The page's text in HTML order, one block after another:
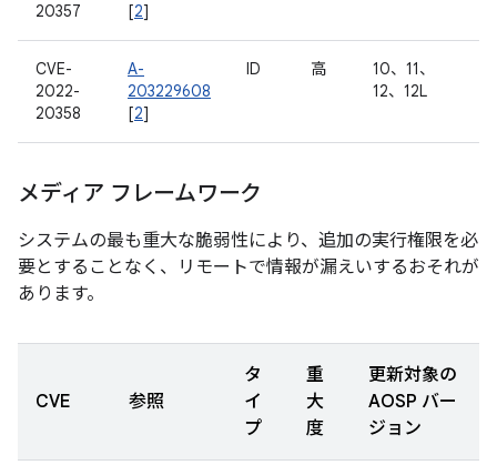
20357
[2]
CVE-
2022-
20358
A-
203229608
[2]
ID 高
10、11、
12、12L
メディア フレームワーク
システムの最も重大な脆弱性により、追加の実行権限を必
要とすることなく、リモートで情報が漏えいするおそれが
あります。
CVE 参照
タ
イ
プ
重
大
度
更新対象の
AOSP バー
ジョン